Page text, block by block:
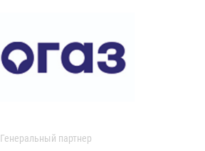
Генеральный партнер